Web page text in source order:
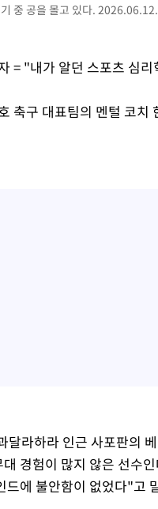
중 공을 몰고 있다. 2026.06.12.
= "내가 알던 스포츠 심
축구 대표팀의 멘털 코치
라하라 인근 사포판의
경험이 많지 않은 선수
에 불안함이 없었다"고